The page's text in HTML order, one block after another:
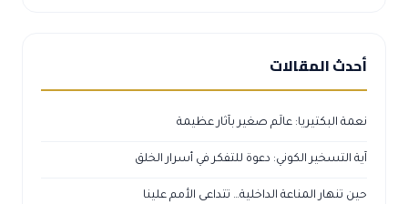
أحدث المقالات
نعمة البكتيريا: عالَم صغير بآثار عظيمة
آية التسخير الكوني: دعوة للتفكر في أسرار الخلق
حين تنهار المناعة الداخلية… تتداعى الأمم علينا